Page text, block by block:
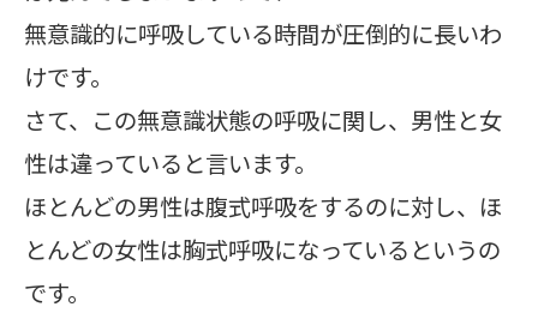
無意識的に呼吸している時間が圧倒的に長いわ
けです。
さて、この無意識状態の呼吸に関し、男性と女
性は違っていると言います。
ほとんどの男性は腹式呼吸をするのに対し、ほ
とんどの女性は胸式呼吸になっているというの
です。